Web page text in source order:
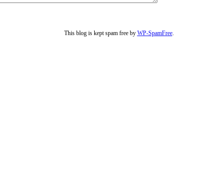
This blog is kept spam free by WP-SpamFree.